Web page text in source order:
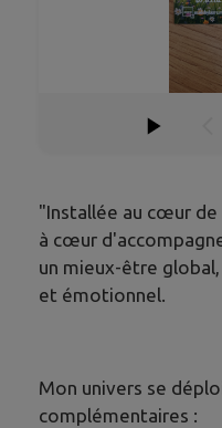
​"Installée au cœur
à cœur
un mieux-être
et émotionnel.
​Mon univers se
complémentaires :